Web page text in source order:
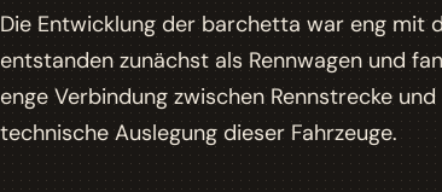
Die Entwicklung der barchetta war eng mit
entstanden zunächst als Rennwagen und
enge Verbindung zwischen Rennstrecke
technische Auslegung dieser Fahrzeuge.